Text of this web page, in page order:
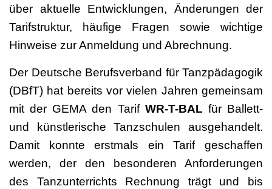
über aktuelle Entwicklungen, Änderungen der
Tarifstruktur, häufige Fragen sowie wichtige
Hinweise zur Anmeldung und Abrechnung.
Der Deutsche Berufsverband für Tanzpädagogik
(DBfT) hat bereits vor vielen Jahren gemeinsam
mit der GEMA den Tarif WR-T-BAL für Ballett-
und künstlerische Tanzschulen ausgehandelt.
Damit konnte erstmals ein Tarif geschaffen
werden, der den besonderen Anforderungen
des Tanzunterrichts Rechnung trägt und bis